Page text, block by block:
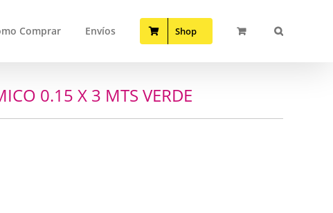
Comprar Envíos Shop
0.15 X 3 MTS VERDE